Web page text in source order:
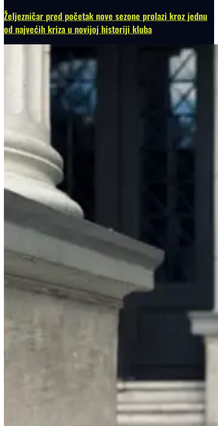
Željezničar pred početak nove sezone prolazi kroz jednu
od najvećih kriza u novijoj historiji kluba